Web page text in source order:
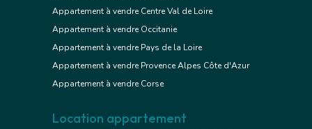
Appartement à vendre Centre Val de Loire
Appartement à vendre Occitanie
Appartement à vendre Pays de la Loire
Appartement à vendre Provence Alpes Côte d'Azur
Appartement à vendre Corse
Location appartement